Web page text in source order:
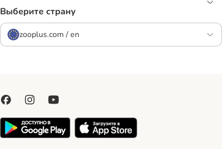
Выберите страну
zooplus.com / en